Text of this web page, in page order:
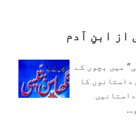
از ابنِ آدم
میں بچوں کے
کا